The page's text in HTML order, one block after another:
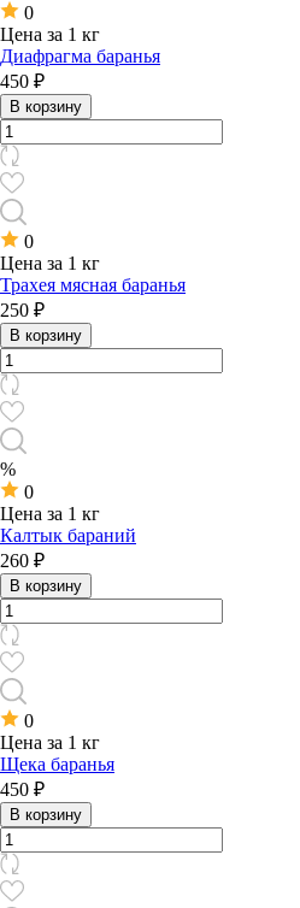
0
Цена за 1 кг
Диафрагма баранья
450 ₽
В корзину
0
Цена за 1 кг
Трахея мясная баранья
250 ₽
В корзину
%
0
Цена за 1 кг
Калтык бараний
260 ₽
В корзину
0
Цена за 1 кг
Щека баранья
450 ₽
В корзину